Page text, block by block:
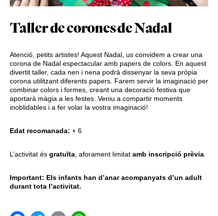
Taller de corones de Nadal
Atenció, petits artistes! Aquest Nadal, us convidem a crear una
corona de Nadal espectacular amb papers de colors. En aquest
divertit taller, cada nen i nena podrà dissenyar la seva pròpia
corona utilitzant diferents papers. Farem servir la imaginació per
combinar colors i formes, creant una decoració festiva que
aportarà màgia a les festes. Veniu a compartir moments
inoblidables i a fer volar la vostra imaginació!
Edat recomanada: + 6
L’activitat és gratuïta, aforament limitat amb inscripció prèvia.
Important: Els infants han d’anar acompanyats d’un adult
durant tota l’activitat.